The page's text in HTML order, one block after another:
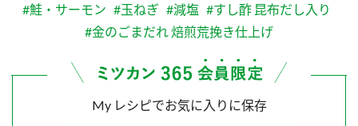
#鮭・サーモン #玉ねぎ #減塩 #すし酢 昆布だし入り
#金のごまだれ 焙煎荒挽き仕上げ
My レシピでお気に入りに保存